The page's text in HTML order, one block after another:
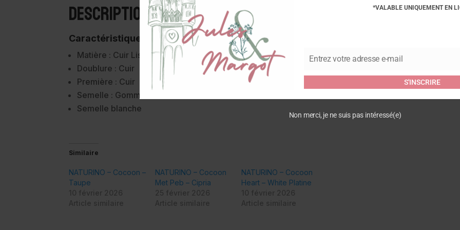
Description
Caractéristiques :
Matière : Cuir Lisse
Doublure : Cuir
Première : Cuir
Semelle : Gomme
Semelle blanche
Similaire
NATURINO – Cocoon –
Taupe
NATURINO – Cocoon
Met Peb – Cipria
NATURINO – Cocoon
Heart – White Platine
Commentaires
Soyez le premier à laisser
Vous devez être
*VALABLE UNIQUEMENT EN
Email
Entrez votre adresse e-mail
S'INSCRIRE
Non merci, je ne suis pas intéressé(e)